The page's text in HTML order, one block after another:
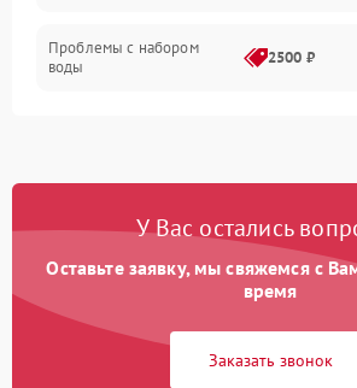
Проблемы с набором
воды
2500 ₽
Замена платы управления 2200 ₽
У Вас остались
Оставьте заявку, мы свяжемся с
время
Заказать звонок